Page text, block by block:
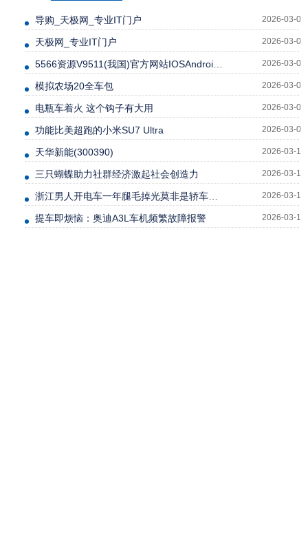
导购_天极网_专业IT门户 2026-03-04
天极网_专业IT门户 2026-03-04
5566资源V9511(我国)官方网站IOSAndroid通用版 2026-03-05
模拟农场20全车包 2026-03-06
电瓶车着火 这个钩子有大用 2026-03-06
功能比美超跑的小米SU7 Ultra 2026-03-08
天华新能(300390) 2026-03-10
三只蝴蝶助力社群经济激起社会创造力 2026-03-10
浙江男人开电车一年腿毛掉光莫非是轿车的新功能吗？ 2026-03-10
提车即烦恼：奥迪A3L车机频繁故障报警 2026-03-12